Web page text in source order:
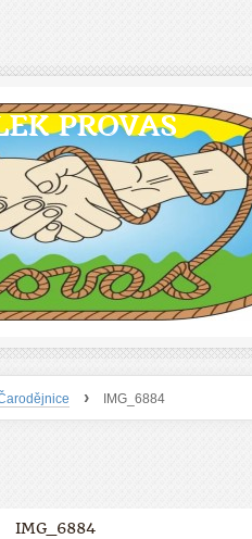
PROVAS
› IMG_6884
IMG_6884